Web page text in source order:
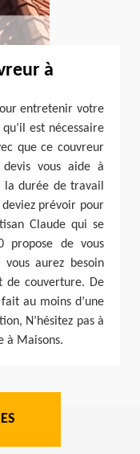
à
entretenir votre
est nécessaire
que ce couvreur
vous aide à
durée de travail
prévoir pour
Claude qui se
propose de vous
aurez besoin
de couverture. De
au moins d’une
N’hésitez pas à
à Maisons.